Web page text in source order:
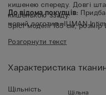
кишенею спереду. Довгі
кишенькою ззаду.
Зріст моделі 185 см, розмір
До відома покупців:
новий логотип «IUMAN
відповідає позиції на цій
Розгорнути текст
Характеристика
Щільність
Щільна